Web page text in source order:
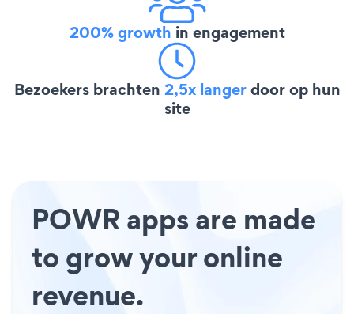
200% growth in engagement
Bezoekers brachten 2,5x langerdoor op hun
site
POWR apps are made
to grow your online
revenue.